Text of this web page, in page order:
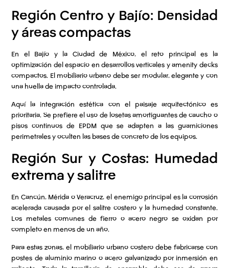
Región Centro y Bajío: Densidad
y áreas compactas
En el Bajío y la Ciudad de México, el reto principal es la
optimización del espacio en desarrollos verticales y amenity decks
compactos. El mobiliario urbano debe ser modular, elegante y con
una huella de impacto controlada.
Aquí la integración estética con el paisaje arquitectónico es
prioritaria. Se prefiere el uso de losetas amortiguantes de caucho o
pisos continuos de EPDM que se adapten a las guarniciones
perimetrales y oculten las bases de concreto de los equipos.
Región Sur y Costas: Humedad
extrema y salitre
En Cancún, Mérida o Veracruz, el enemigo principal es la corrosión
acelerada causada por el salitre costero y la humedad constante.
Los metales comunes de fierro o acero negro se oxidan por
completo en menos de un año.
Para estas zonas, el mobiliario urbano costero debe fabricarse con
postes de aluminio marino o acero galvanizado por inmersión en